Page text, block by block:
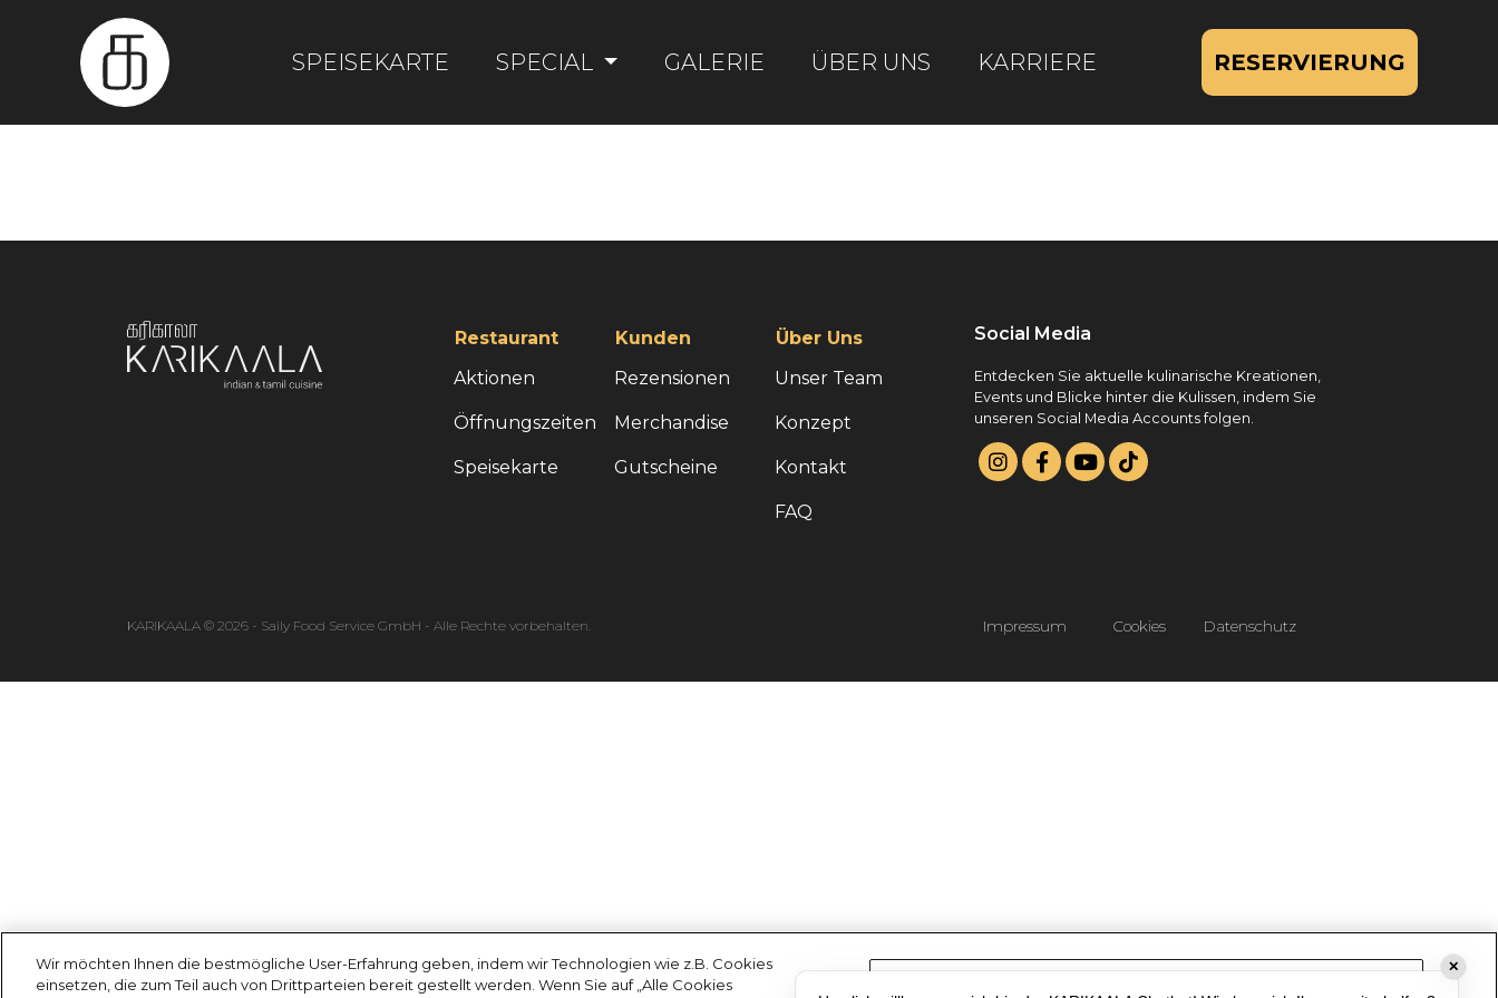
SPEISEKARTE SPECIAL GALERIE ÜBER UNS KARRIERE RESERVIERUNG
Restaurant
Aktionen
Öffnungszeiten
Speisekarte
Kunden
Rezensionen
Merchandise
Gutscheine
Über Uns
Unser Team
Konzept
Kontakt
FAQ
Social Media
Entdecken Sie aktuelle kulinarische Kreationen,
Events und Blicke hinter die Kulissen, indem Sie
unseren Social Media Accounts folgen.
KARIKAALA © 2026 - Saily Food Service GmbH - Alle Rechte vorbehalten. Impressum Cookies Datenschutz
✕
Wir möchten Ihnen die bestmögliche User-Erfahrung geben, indem wir Technologien wie z.B. Cookies
einsetzen, die zum Teil auch von Drittparteien bereit gestellt werden. Wenn Sie auf „Alle Cookies